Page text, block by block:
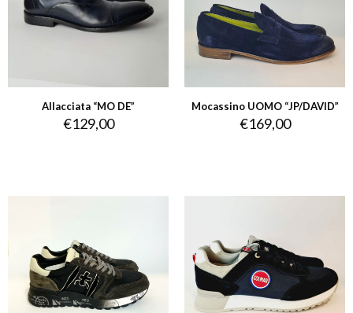
Allacciata “MO DE”
€129,00
Mocassino UOMO “JP/DAVID”
€169,00